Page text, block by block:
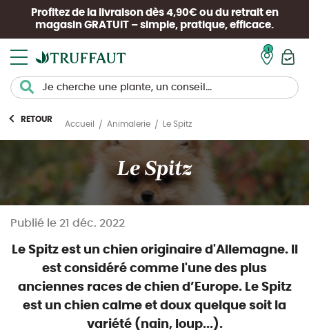
Profitez de la livraison dès 4,90€ ou du retrait en
magasin GRATUIT – simple, pratique, efficace.
RETOUR
Accueil Animalerie Le Spitz
Le Spitz
Publié le 21 déc. 2022
Le Spitz est un chien originaire d'Allemagne. Il
est considéré comme l'une des plus
anciennes races de chien d’Europe. Le Spitz
est un chien calme et doux quelque soit la
variété (nain, loup...).